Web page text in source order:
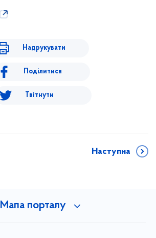
Надрукувати
Поділитися
Твітнути
Наступна
Мапа порталу